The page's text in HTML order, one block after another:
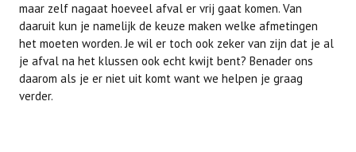
maar zelf nagaat hoeveel afval er vrij gaat komen. Van
daaruit kun je namelijk de keuze maken welke afmetingen
het moeten worden. Je wil er toch ook zeker van zijn dat je al
je afval na het klussen ook echt kwijt bent? Benader ons
daarom als je er niet uit komt want we helpen je graag
verder.